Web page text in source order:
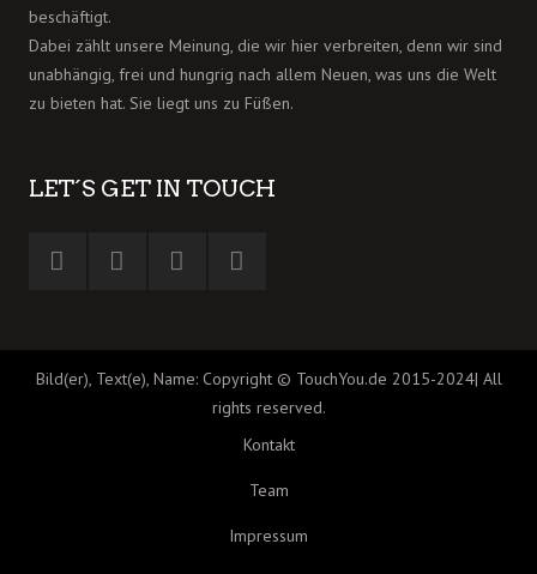
beschäftigt.
Dabei zählt unsere Meinung, die wir hier verbreiten, denn wir sind
unabhängig, frei und hungrig nach allem Neuen, was uns die Welt
zu bieten hat. Sie liegt uns zu Füßen.
LET´S GET IN TOUCH
Bild(er), Text(e), Name: Copyright © TouchYou.de 2015-2024| All
rights reserved.
Kontakt
Team
Impressum